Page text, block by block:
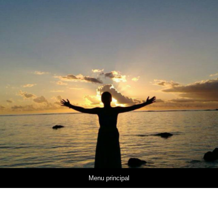
Menu principal